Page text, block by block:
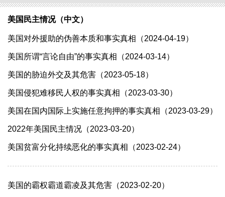
美国民主情况（中文）
美国对外援助的伪善本质和事实真相（2024-04-19）
美国所谓“言论自由”的事实真相（2024-03-14）
美国的胁迫外交及其危害（2023-05-18）
美国侵犯难移民人权的事实真相（2023-03-30）
美国在国内国际上实施任意拘押的事实真相（2023-03-29）
2022年美国民主情况（2023-03-20）
美国贫富分化持续恶化的事实真相（2023-02-24）
美国的霸权霸道霸凌及其危害（2023-02-20）